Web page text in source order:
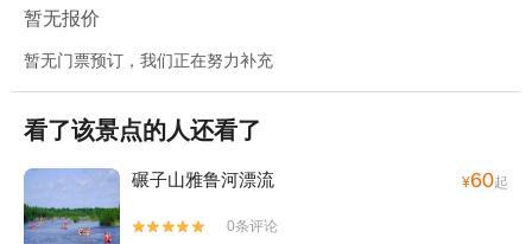
暂无报价
暂无门票预订，我们正在努力补充
看了该景点的人还看了
碾子山雅鲁河漂流 ¥60起


0条评论